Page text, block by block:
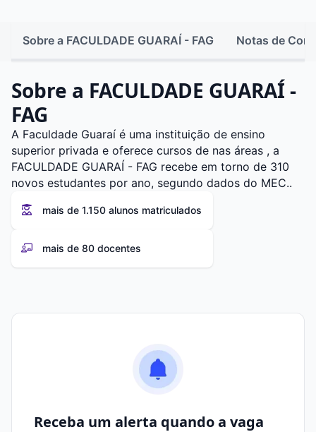
Sobre a FACULDADE GUARAÍ - FAG Notas de
Sobre a FACULDADE GUARAÍ -
FAG
A Faculdade Guaraí é uma instituição de ensino
superior privada e oferece cursos de nas áreas , a
FACULDADE GUARAÍ - FAG recebe em torno de 310
novos estudantes por ano, segundo dados do MEC..
mais de 1.150 alunos matriculados
mais de 80 docentes
Receba um alerta quando a vaga